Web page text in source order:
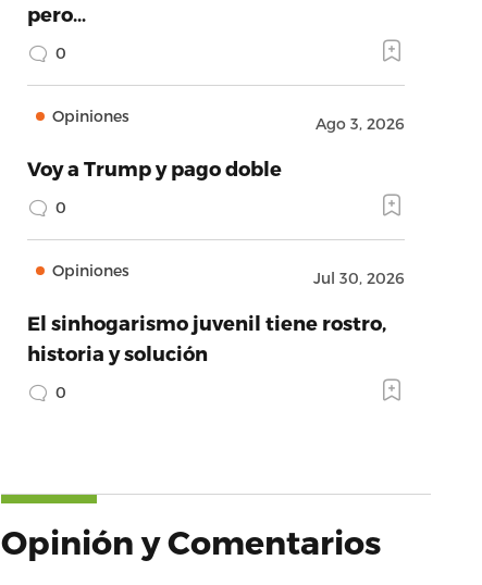
pero…
0
Opiniones Ago 3, 2026
Voy a Trump y pago doble
0
Opiniones Jul 30, 2026
El sinhogarismo juvenil tiene rostro,
historia y solución
0
Opinión y Comentarios